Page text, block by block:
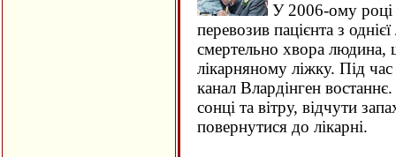
У 2006-ому році
перевозив пацієнта з
смертельно хвора людина,
лікарняному ліжку. Під
канал Влардінген
сонці та вітру, відчути
повернутися до лікарні.